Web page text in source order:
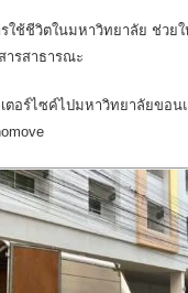
ช้ชีวิตในมหาวิทยาลัย ช่วย
ารสาธารณะ
อร์ไซค์ไปมหาวิทยาลัยขอ